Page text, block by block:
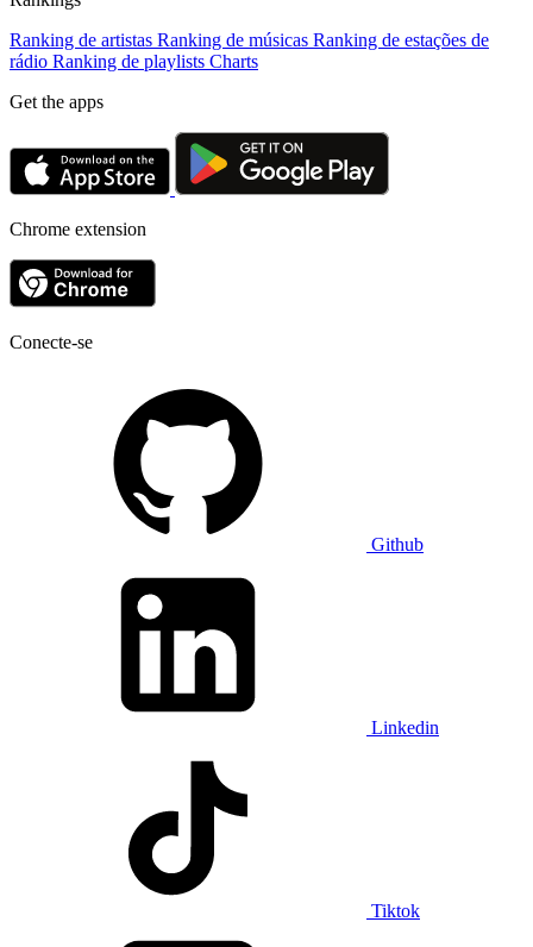
Ranking de artistas Ranking de músicas Ranking de estações de
rádio Ranking de playlists Charts
Get the apps
Chrome extension
Conecte-se
Github
Linkedin
Tiktok